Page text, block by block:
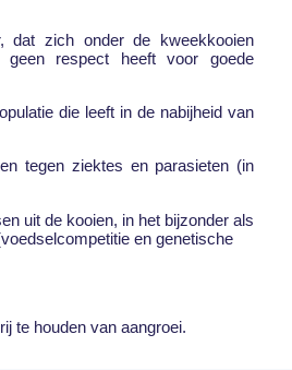
dat zich onder de kweekkooien
respect heeft voor goede
die leeft in de nabijheid van
tegen ziektes en parasieten (in
uit de kooien, in het bijzonder als
en genetische
te houden van aangroei.